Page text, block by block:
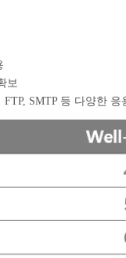
보
SMTP 등 다양한